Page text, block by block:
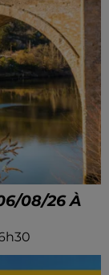
08/26 À